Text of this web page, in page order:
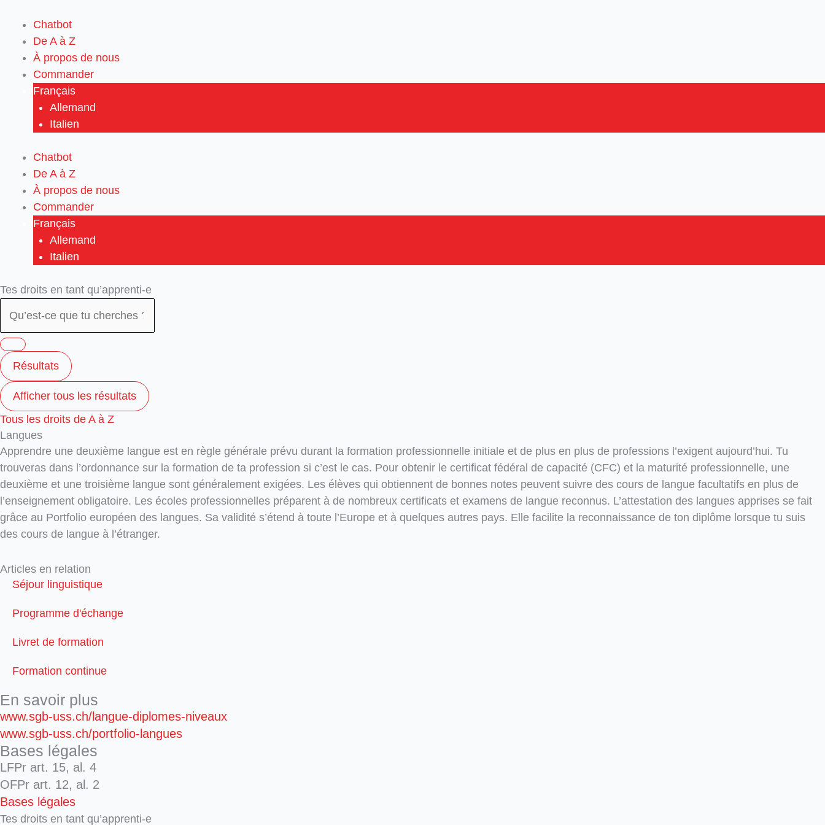
contenu
Chatbot
De A à Z
À propos de nous
Commander
Français
Allemand
Italien
Chatbot
De A à Z
À propos de nous
Commander
Français
Allemand
Italien
Tes droits en tant qu’apprenti-e
Search
Résultats
Afficher tous les résultats
Tous les droits de A à Z
Langues
Apprendre une deuxième langue est en règle générale prévu durant la formation professionnelle initiale et de plus en plus de professions l’exigent aujourd’hui. Tu
trouveras dans l’ordonnance sur la formation de ta profession si c’est le cas. Pour obtenir le certificat fédéral de capacité (CFC) et la maturité professionnelle, une
deuxième et une troisième langue sont généralement exigées. Les élèves qui obtiennent de bonnes notes peuvent suivre des cours de langue facultatifs en plus de
l’enseignement obligatoire. Les écoles professionnelles préparent à de nombreux certificats et examens de langue reconnus. L’attestation des langues apprises se fait
grâce au Portfolio européen des langues. Sa validité s’étend à toute l’Europe et à quelques autres pays. Elle facilite la reconnaissance de ton diplôme lorsque tu suis
des cours de langue à l’étranger.
Articles en relation
Séjour linguistique
Programme d'échange
Livret de formation
Formation continue
En savoir plus
www.sgb-uss.ch/langue-diplomes-niveaux
www.sgb-uss.ch/portfolio-langues
Bases légales
LFPr art. 15, al. 4
OFPr art. 12, al. 2
Bases légales
Tes droits en tant qu’apprenti-e
Search